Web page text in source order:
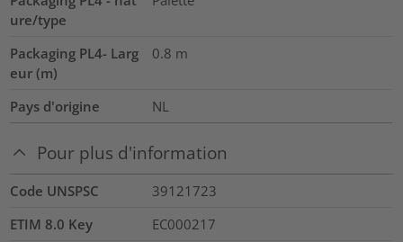
ure/type
Packaging PL4- Larg
eur (m)
0.8 m
Pays d'origine NL
Pour plus d'information
Code UNSPSC
39121723
ETIM 8.0 Key
EC000217